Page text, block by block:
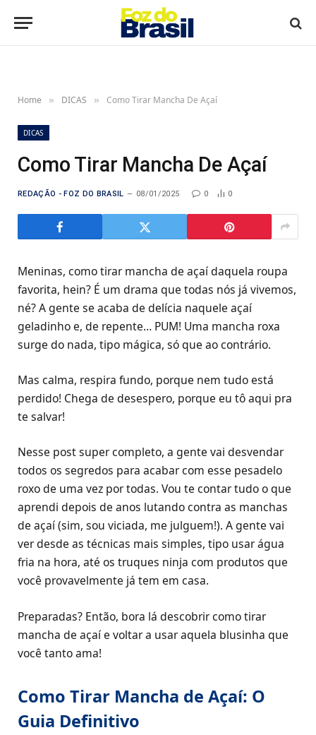
Home » DICAS » Como Tirar Mancha De Açaí
DICAS
Como Tirar Mancha De Açaí
REDAÇÃO - FOZ DO BRASIL 08/01/2025 0 0
Meninas, como tirar mancha de açaí daquela roupa
favorita, hein? É um drama que todas nós já vivemos,
né? A gente se acaba de delícia naquele açaí
geladinho e, de repente… PUM! Uma mancha roxa
surge do nada, tipo mágica, só que ao contrário.
Mas calma, respira fundo, porque nem tudo está
perdido! Chega de desespero, porque eu tô aqui pra
te salvar!
Nesse post super completo, a gente vai desvendar
todos os segredos para acabar com esse pesadelo
roxo de uma vez por todas. Vou te contar tudo o que
aprendi depois de anos lutando contra as manchas
de açaí (sim, sou viciada, me julguem!). A gente vai
ver desde as técnicas mais simples, tipo usar água
fria na hora, até os truques ninja com produtos que
você provavelmente já tem em casa.
Preparadas? Então, bora lá descobrir como tirar
mancha de açaí e voltar a usar aquela blusinha que
você tanto ama!
Como Tirar Mancha de Açaí: O
Guia Definitivo